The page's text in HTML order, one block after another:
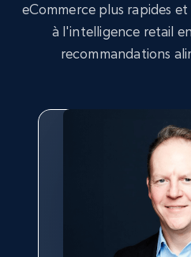
Google Shopping
URL, Product id, Title,
Google Shopping -
web using keywords
eCommerce plus rapides
à l'intelligence retail
recommandations